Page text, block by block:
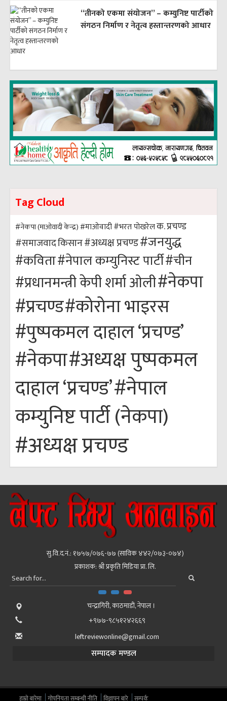
“तीनको एकमा संयोजन” – कम्युनिष्ट पार्टीको
संगठन निर्माण र नेतृत्व हस्तान्तरणको आधार
Tag Cloud
#नेकपा (माओवादी केन्द्र) #माओवादी#भरत पोखरेलक. प्रचण्ड
#समाजवादकिसान#अध्यक्ष प्रचण्ड#जनयुद्ध
#कविता#नेपाल कम्युनिस्ट पार्टी#चीन
#प्रधानमन्त्री केपी शर्मा ओली#नेकपा
#प्रचण्ड#कोरोना भाइरस
#पुष्पकमल दाहाल ‘प्रचण्ड’
#नेकपा#अध्यक्ष पुष्पकमल
दाहाल ‘प्रचण्ड’#नेपाल
कम्युनिष्ट पार्टी (नेकपा)
#अध्यक्ष प्रचण्ड
सु.वि.द.नं.: १७५७/०७६-७७ (साविक ४४२/०७३-०७४)
प्रकाशक: श्री प्रकृति मिडिया प्रा. लि.
चन्द्रागिरी, काठमाडाैं, नेपाल ।
+९७७-९८५१२४२६६९
leftreviewonline@gmail.com
सम्पादक मण्डल
हाम्रो बारेमा गोपनियता सम्बन्धी नीति विज्ञापन बारे सम्पर्क